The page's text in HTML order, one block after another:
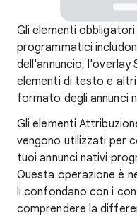
Gli elementi
programmatici
dell'annuncio, l'overlay
elementi di testo e
formato degli annunci
Gli elementi
vengono utilizzati per
tuoi annunci nativi
Questa operazione è
li confondano con i
comprendere la